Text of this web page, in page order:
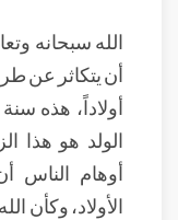
الله سبحانه
أن يتكاثر عن
أولاداً، هذه
الولد هو هذا
أوهام الناس
الأولاد، وكأن